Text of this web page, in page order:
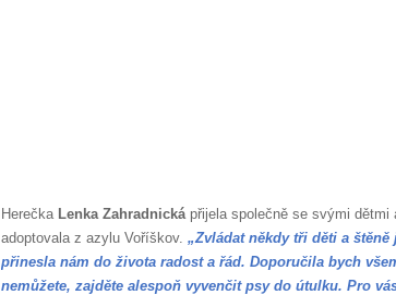
Herečka Lenka Zahradnická přijela společně se svými dětmi
adoptovala z azylu Voříškov. „Zvládat někdy tři děti a
přinesla nám do života radost a řád. Doporučila bych
nemůžete, zajděte alespoň vyvenčit psy do útulku. Pro